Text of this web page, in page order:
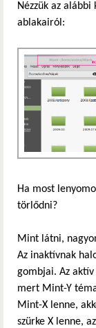
Nézzük az
ablakairól:
Ha most
törlődni?
Mint látni,
Az inaktívnak
gombjai. Az
mert Mint-Y
Mint-X lenne,
szürke X lenne,